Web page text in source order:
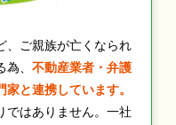
、ご親族が亡くなられ
、 不動産業者・弁護
と連携しています。
ではありません。一社